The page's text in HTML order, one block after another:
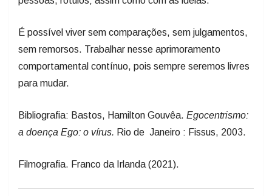
É possível viver sem comparações, sem julgamentos,
sem remorsos. Trabalhar nesse aprimoramento
comportamental contínuo, pois sempre seremos livres
para mudar.
Bibliografia: Bastos, Hamilton Gouvêa. Egocentrismo:
a doença Ego: o vírus. Rio de Janeiro : Fissus, 2003.
Filmografia. Franco da Irlanda (2021).